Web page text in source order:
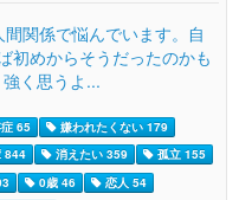
関係で悩んでいます。自
初めからそうだったのかも
く思うよ...
65
嫌われたくない 179
844 消えたい 359
孤立 155
0歳 46
恋人 54